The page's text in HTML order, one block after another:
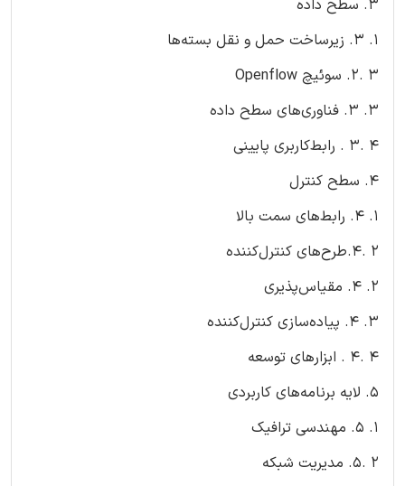
3. سطح داده
1. 3. زیرساخت حمل و نقل بسته‌ها
3 .2. سوئیچ Openflow
3. 3. فناوری‌های سطح داده
4 .3 . رابط‌کاربری پایینی
4. سطح کنترل
1. 4. رابط‌های سمت بالا
2 .4.طرح‌های کنترل‌کننده
2. 4. مقیاس‌پذیری
3. 4. پیاده‌سازی کنترل‌کننده
4 .4 . ابزارهای توسعه
5. لایه‌ برنامه‌های کاربردی
1. 5. مهندسی ترافیک
2 .5. مدیریت شبکه